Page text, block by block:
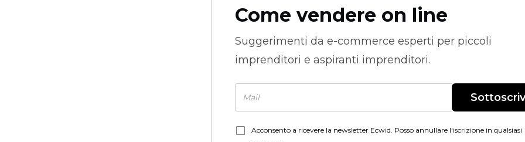
Come vendere on line
Suggerimenti da e-commerce esperti per piccoli
imprenditori e aspiranti imprenditori.
Acconsento a ricevere la newsletter Ecwid. Posso annullare l'iscrizione in qualsiasi